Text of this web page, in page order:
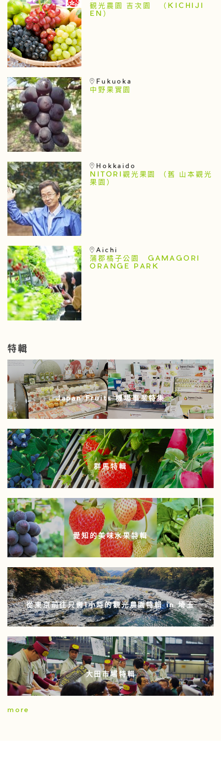
観光農園 吉次園 （KICHIJI
EN）
Fukuoka
中野果實園
Hokkaido
NITORI觀光果園 （舊 山本觀光
果園）
Aichi
蒲郡橘子公園 GAMAGORI
ORANGE PARK
特輯
Japan Fruits 機場事業特集
群馬特輯
愛知的美味水果特輯
從東京前往只需1小時的觀光農園特輯 in 埼玉
大田市場特輯
more